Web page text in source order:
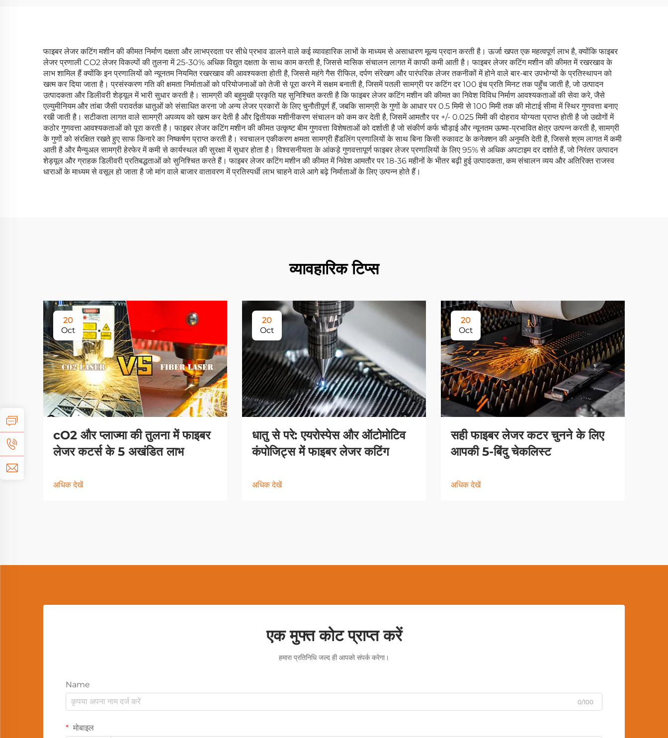
फाइबर लेजर कटिंग मशीन की कीमत निर्माण दक्षता और लाभप्रदता पर सीधे प्रभाव डालने वाले कई व्यावहारिक लाभों के माध्यम से असाधारण मूल्य प्रदान करती है। ऊर्जा खपत एक महत्वपूर्ण लाभ है, क्योंकि फाइबर
लेजर प्रणाली CO2 लेजर विकल्पों की तुलना में 25-30% अधिक विद्युत दक्षता के साथ काम करती है, जिससे मासिक संचालन लागत में काफी कमी आती है। फाइबर लेजर कटिंग मशीन की कीमत में रखरखाव के
लाभ शामिल हैं क्योंकि इन प्रणालियों को न्यूनतम नियमित रखरखाव की आवश्यकता होती है, जिससे महंगे गैस रीफिल, दर्पण संरेखण और पारंपरिक लेजर तकनीकों में होने वाले बार-बार उपभोग्यों के प्रतिस्थापन को
खत्म कर दिया जाता है। प्रसंस्करण गति की क्षमता निर्माताओं को परियोजनाओं को तेजी से पूरा करने में सक्षम बनाती है, जिसमें पतली सामग्री पर कटिंग दर 100 इंच प्रति मिनट तक पहुँच जाती है, जो उत्पादन
उत्पादकता और डिलीवरी शेड्यूल में भारी सुधार करती है। सामग्री की बहुमुखी प्रकृति यह सुनिश्चित करती है कि फाइबर लेजर कटिंग मशीन की कीमत का निवेश विविध निर्माण आवश्यकताओं की सेवा करे, जैसे
एल्युमीनियम और तांबा जैसी परावर्तक धातुओं को संसाधित करना जो अन्य लेजर प्रकारों के लिए चुनौतीपूर्ण हैं, जबकि सामग्री के गुणों के आधार पर 0.5 मिमी से 100 मिमी तक की मोटाई सीमा में स्थिर गुणवत्ता बनाए
रखी जाती है। सटीकता लागत वाले सामग्री अपव्यय को खत्म कर देती है और द्वितीयक मशीनीकरण संचालन को कम कर देती है, जिसमें आमतौर पर +/- 0.025 मिमी की दोहराव योग्यता प्राप्त होती है जो उद्योगों में
कठोर गुणवत्ता आवश्यकताओं को पूरा करती है। फाइबर लेजर कटिंग मशीन की कीमत उत्कृष्ट बीम गुणवत्ता विशेषताओं को दर्शाती है जो संकीर्ण कर्फ चौड़ाई और न्यूनतम ऊष्मा-प्रभावित क्षेत्र उत्पन्न करती है, सामग्री
के गुणों को संरक्षित रखते हुए साफ किनारे का निष्कर्षण प्राप्त करती है। स्वचालन एकीकरण क्षमता सामग्री हैंडलिंग प्रणालियों के साथ बिना किसी रुकावट के कनेक्शन की अनुमति देती है, जिससे श्रम लागत में कमी
आती है और मैन्युअल सामग्री हेरफेर में कमी से कार्यस्थल की सुरक्षा में सुधार होता है। विश्वसनीयता के आंकड़े गुणवत्तापूर्ण फाइबर लेजर प्रणालियों के लिए 95% से अधिक अपटाइम दर दर्शाते हैं, जो निरंतर उत्पादन
शेड्यूल और ग्राहक डिलीवरी प्रतिबद्धताओं को सुनिश्चित करते हैं। फाइबर लेजर कटिंग मशीन की कीमत में निवेश आमतौर पर 18-36 महीनों के भीतर बढ़ी हुई उत्पादकता, कम संचालन व्यय और अतिरिक्त राजस्व
धाराओं के माध्यम से वसूल हो जाता है जो मांग वाले बाजार वातावरण में प्रतिस्पर्धी लाभ चाहने वाले आगे बढ़े निर्माताओं के लिए उत्पन्न होते हैं।
व्यावहारिक टिप्स
20
Oct
cO2 और प्लाज्मा की तुलना में फाइबर
लेजर कटर्स के 5 अखंडित लाभ
अधिक देखें
20
Oct
धातु से परे: एयरोस्पेस और ऑटोमोटिव
कंपोजिट्स में फाइबर लेजर कटिंग
अधिक देखें
20
Oct
सही फाइबर लेजर कटर चुनने के लिए
आपकी 5-बिंदु चेकलिस्ट
अधिक देखें
एक मुफ्त कोट प्राप्त करें
हमारा प्रतिनिधि जल्द ही आपको संपर्क करेगा।
Name
0/100
मोबाइल